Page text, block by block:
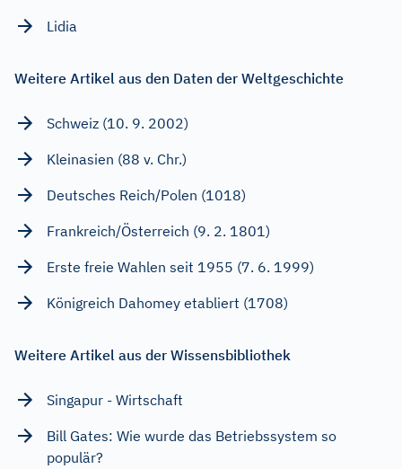
Lidia
Weitere Artikel aus den Daten der Weltgeschichte
Schweiz (10. 9. 2002)
Kleinasien (88 v. Chr.)
Deutsches Reich/Polen (1018)
Frankreich/Österreich (9. 2. 1801)
Erste freie Wahlen seit 1955 (7. 6. 1999)
Königreich Dahomey etabliert (1708)
Weitere Artikel aus der Wissensbibliothek
Singapur - Wirtschaft
Bill Gates: Wie wurde das Betriebssystem so
populär?